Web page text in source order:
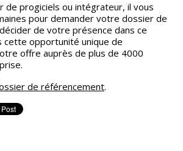
de progiciels ou intégrateur, il vous
pour demander votre dossier de
de votre présence dans ce
cette opportunité unique de
offre auprès de plus de 4000
de référencement.